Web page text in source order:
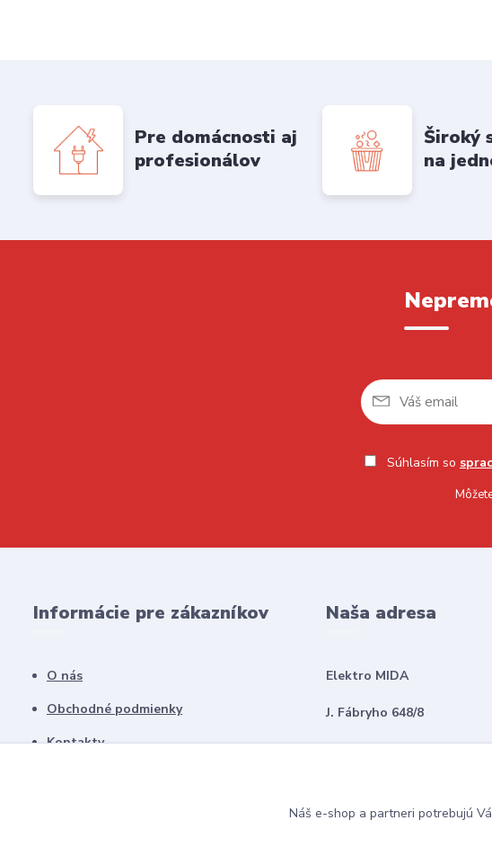
Pre domácnosti aj
profesionálov
Široký
na
Súhlasím so
Informácie pre zákazníkov
O nás
Obchodné podmienky
Kontakty
Naša adresa
Elektro MIDA
J. Fábryho 648/8
979 01 Rimavská Sobota
Náš e-shop a partneri potrebujú